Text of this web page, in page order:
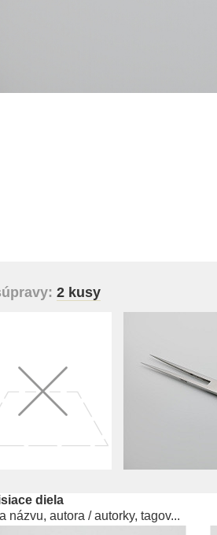
2 kusy
diela
názvu, autora / autorky, tagov...